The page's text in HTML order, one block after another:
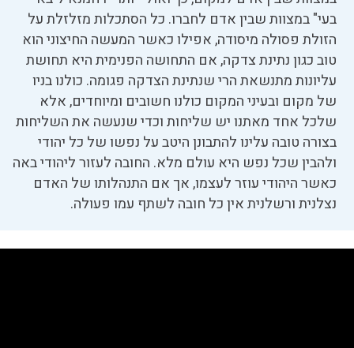
בעי" במצוות שבין אדם לחברו. כל הסתכלות מזלזלת על
הזולת פסולה מיסודה, אפילו כאשר המעשה החיצוני הוא
טוב כגון נתינת צדקה, אם התחושה הפנימית היא תחושת
עליונות מתנשאת הרי שנתינת הצדקה פגומה. כולנו בניו
של מקום ובעיני המקום כולנו חשובים ומיוחדים, אלא
שלכל אחד מאתנו יש שליחות וכדי שנעשה את השליחות
בצורה טובה עלינו להתבונן היטב על נפשו של כל יהודי
ולהבין שכל נפש היא עולם מלא. החובה לעזור ליהודי באה
כאשר היהודי עוזר לעצמו, אך אם התנהלותו של האדם
נצלנית ורשלנית אין כל חובה לשתף עמו פעולה.